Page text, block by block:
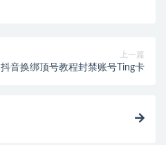
上一篇
抖音换绑顶号教程封禁账号Ting卡